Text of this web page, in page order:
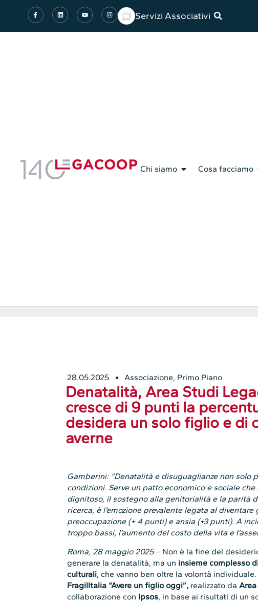
Servizi Associativi
Chi siamo Cosa facciamo
28.05.2025 Associazione, Primo Piano
Denatalità, Area Studi
cresce di 9 punti la
desidera un solo figlio e di
averne
Gamberini: “Denatalità e disuguaglianze non solo
condizioni. Serve un patto economico e sociale
dignitoso, il sostegno alla genitorialità e la parità
ricerca, è l’emozione prevalente legata al
preoccupazione (+ 4 punti) e ansia (+3 punti). A
troppo bassi, l’aumento del costo della vita e
Roma, 28 maggio 2025 – Non è la fine del
generare la denatalità, ma un insieme complesso
culturali, che vanno ben oltre la volontà
FragilItalia “Avere un figlio oggi”, realizzato da
collaborazione con Ipsos, in base ai risultati di un